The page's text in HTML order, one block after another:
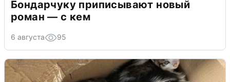
Бондарчуку приписывают новый
роман — с кем
6 августа 95